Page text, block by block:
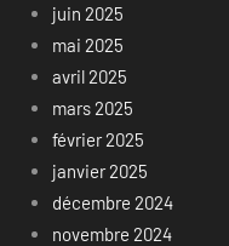
juin 2025
mai 2025
avril 2025
mars 2025
février 2025
janvier 2025
décembre 2024
novembre 2024